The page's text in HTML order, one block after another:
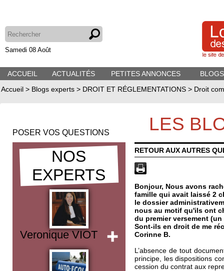
Samedi 08 Août
ACCUEIL ACTUALITÉS PETITES ANNONCES
Accueil > Blogs experts > DROIT ET RÉGLEMENTATIONS > Droit
POSER VOS QUESTIONS LES
NOS
EXPERTS
Veronique VIOT
RETOUR AUX AUTRES
Bonjour, Nous avons
famille qui avait laissé 2
le dossier
nous au motif qu'ils ont
du premier versement
Sont-ils en droit de me
Corinne B.
L’absence de tout
principe, les dispositions
cession du contrat aux